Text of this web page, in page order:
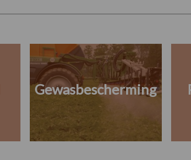
Gewasbescherming